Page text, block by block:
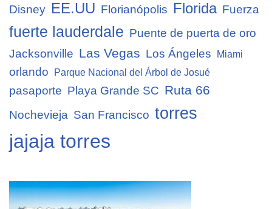
Disney
EE.UU Florianópolis Florida Fuerza
fuerte lauderdale Puente de puerta de oro
Jacksonville Las Vegas Los Ángeles Miami
orlando Parque Nacional del Árbol de Josué
pasaporte Playa Grande SC Ruta 66
Nochevieja San Francisco torres
jajaja torres